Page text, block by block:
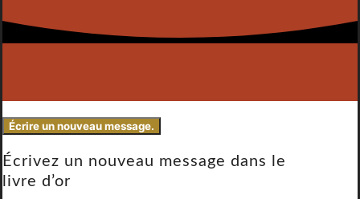
Écrivez un nouveau message dans le
livre d’or